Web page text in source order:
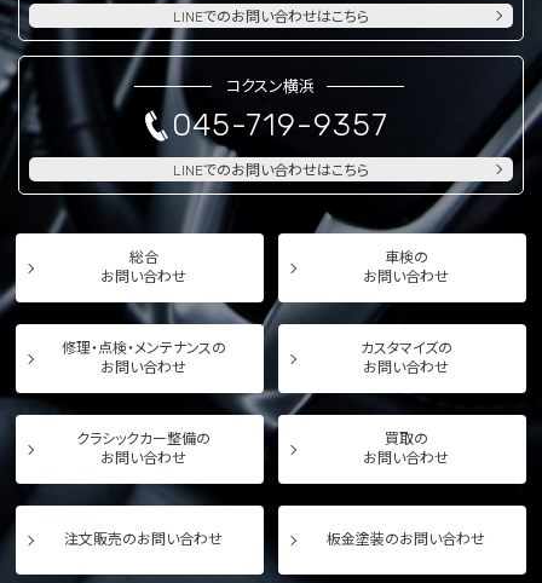
LINEでのお問い合わせはこちら
コクスン横浜
045-719-9357
LINEでのお問い合わせはこちら
総合
お問い合わせ
車検の
お問い合わせ
修理・点検・メンテナンスの
お問い合わせ
カスタマイズの
お問い合わせ
クラシックカー整備の
お問い合わせ
買取の
お問い合わせ
注文販売のお問い合わせ 板金塗装のお問い合わせ